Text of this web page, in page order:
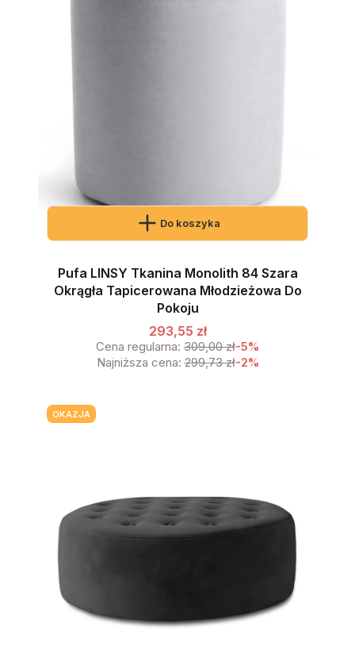
Do koszyka
Pufa LINSY Tkanina Monolith 84 Szara
Okrągła Tapicerowana Młodzieżowa Do
Pokoju
293,55 zł
Cena regularna: 309,00 zł-5%
Najniższa cena: 299,73 zł-2%
OKAZJA